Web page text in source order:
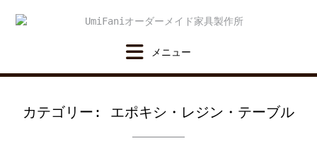
カテゴリー: エポキシ・レジン・テーブル